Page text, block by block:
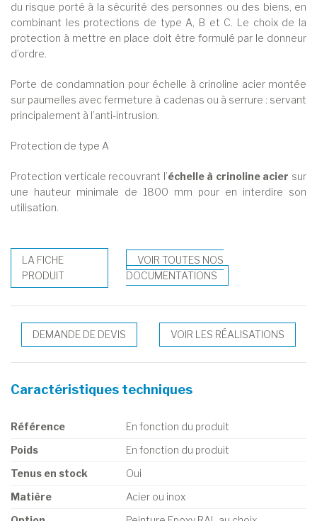
du risque porté à la sécurité des personnes ou des biens, en
combinant les protections de type A, B et C. Le choix de la
protection à mettre en place doit être formulé par le donneur
d’ordre.
Porte de condamnation pour échelle à crinoline acier montée
sur paumelles avec fermeture à cadenas ou à serrure : servant
principalement à l’anti-intrusion.
Protection de type A
Protection verticale recouvrant l’échelle à crinoline acier sur
une hauteur minimale de 1800 mm pour en interdire son
utilisation.
LA FICHE
PRODUIT
VOIR TOUTES NOS
DOCUMENTATIONS
DEMANDE DE DEVIS VOIR LES RÉALISATIONS
Caractéristiques techniques
Référence
En fonction du produit
Poids
En fonction du produit
Tenus en stock
Oui
Matière
Acier ou inox